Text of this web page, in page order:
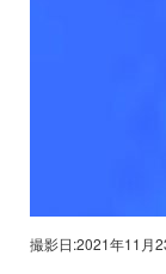
撮影日:2021年11月